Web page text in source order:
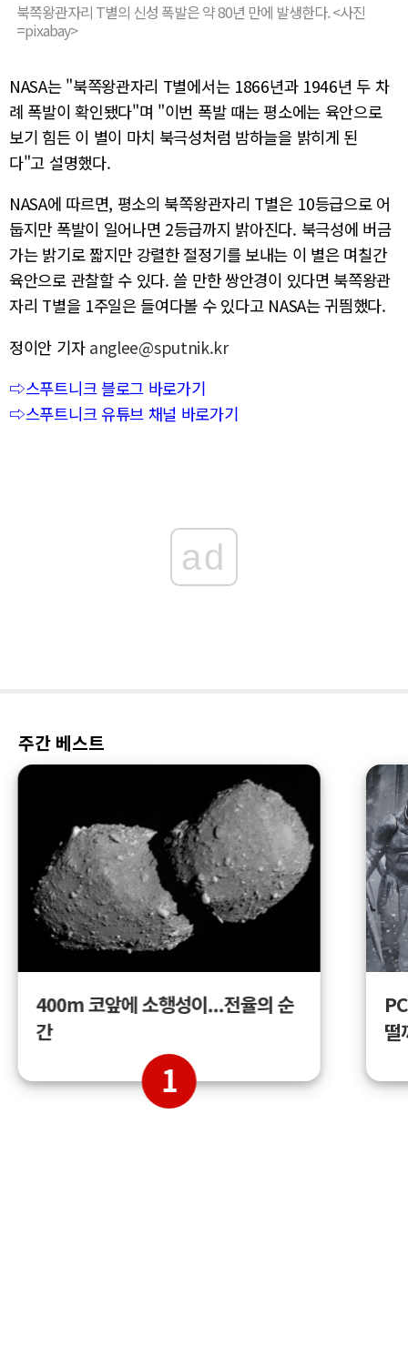
북쪽왕관자리 T별의 신성 폭발은 약 80년 만에 발생한다. <사진
=pixabay>
NASA는 "북쪽왕관자리 T별에서는 1866년과 1946년 두 차
례 폭발이 확인됐다"며 "이번 폭발 때는 평소에는 육안으로
보기 힘든 이 별이 마치 북극성처럼 밤하늘을 밝히게 된
다"고 설명했다.
NASA에 따르면, 평소의 북쪽왕관자리 T별은 10등급으로 어
둡지만 폭발이 일어나면 2등급까지 밝아진다. 북극성에 버금
가는 밝기로 짧지만 강렬한 절정기를 보내는 이 별은 며칠간
육안으로 관찰할 수 있다. 쓸 만한 쌍안경이 있다면 북쪽왕관
자리 T별을 1주일은 들여다볼 수 있다고 NASA는 귀띔했다.
정이안 기자 anglee@sputnik.kr
⇨스푸트니크 블로그 바로가기
⇨스푸트니크 유튜브 채널 바로가기
ad
주간 베스트
400m 코앞에 소행성이...전율의 순
간
1
떨